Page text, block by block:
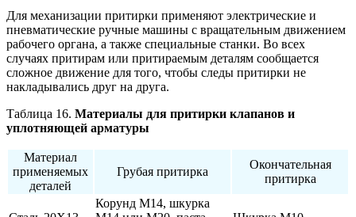
Для механизации притирки применяют электрические и
пневматические ручные машины с вращательным движением
рабочего органа, а также специальные станки. Во всех
случаях притирам или притираемым деталям сообщается
сложное движение для того, чтобы следы притирки не
накладывались друг на друга.
Таблица 16. Материалы для притирки клапанов и
уплотняющей арматуры
Материал
применяемых
деталей
Грубая притирка
Окончательная
притирка
Корунд М14, шкурка